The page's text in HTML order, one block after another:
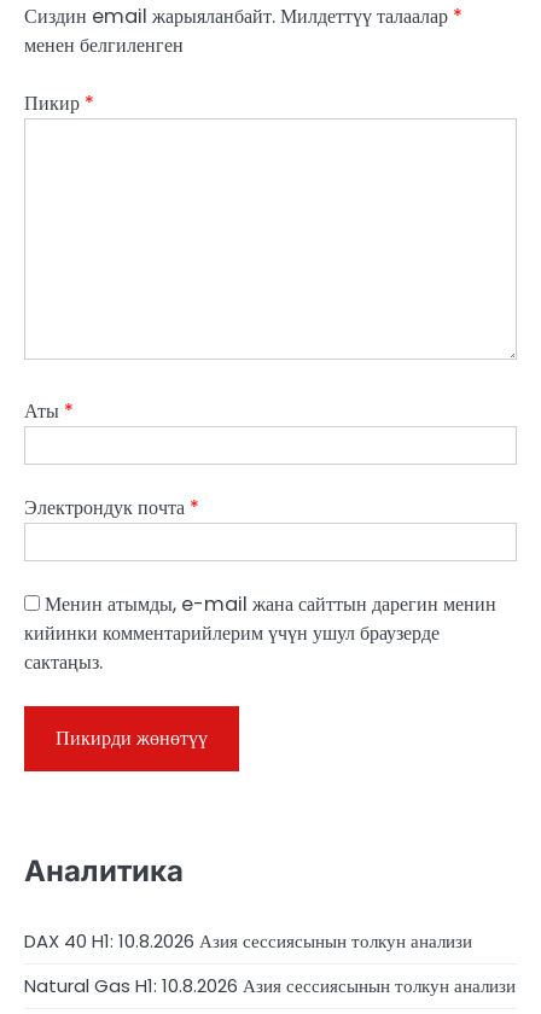
Сиздин email жарыяланбайт.Милдеттүү талаалар *
менен белгиленген
Пикир *
Аты *
Электрондук почта *
Менин атымды, e-mail жана сайттын дарегин менин
кийинки комментарийлерим үчүн ушул браузерде
сактаңыз.
Аналитика
DAX 40 H1: 10.8.2026 Азия сессиясынын толкун анализи
Natural Gas H1: 10.8.2026 Азия сессиясынын толкун анализи